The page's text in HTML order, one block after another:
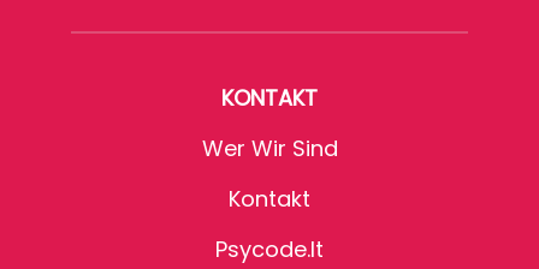
KONTAKT
Wer Wir Sind
Kontakt
Psycode.it